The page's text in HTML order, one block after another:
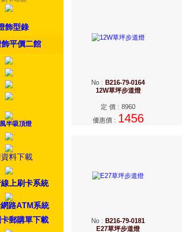
飾型錄
平價二館
半吸頂燈
料下載
上刷卡系統
路ATM系統
郵購單下載
No : B216-79-0164
12W草坪步道燈
定 價 : 8960
優惠價: 1456
No : B216-79-0181
E27草坪步道燈